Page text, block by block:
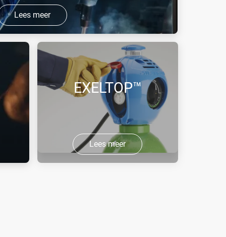
Lees meer
MAG en plasma lassen.
EXELTOP™
Lees meer